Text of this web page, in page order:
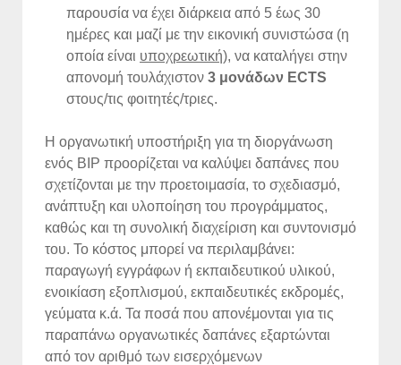
παρουσία να έχει διάρκεια από 5 έως 30
ημέρες και μαζί με την εικονική συνιστώσα (η
οποία είναι υποχρεωτική), να καταλήγει στην
απονομή τουλάχιστον 3 μονάδων ECTS
στους/τις φοιτητές/τριες.
Η οργανωτική υποστήριξη για τη διοργάνωση
ενός BIP προορίζεται να καλύψει δαπάνες που
σχετίζονται με την προετοιμασία, το σχεδιασμό,
ανάπτυξη και υλοποίηση του προγράμματος,
καθώς και τη συνολική διαχείριση και συντονισμό
του. Το κόστος μπορεί να περιλαμβάνει:
παραγωγή εγγράφων ή εκπαιδευτικού υλικού,
ενοικίαση εξοπλισμού, εκπαιδευτικές εκδρομές,
γεύματα κ.ά. Τα ποσά που απονέμονται για τις
παραπάνω οργανωτικές δαπάνες εξαρτώνται
από τον αριθμό των εισερχόμενων